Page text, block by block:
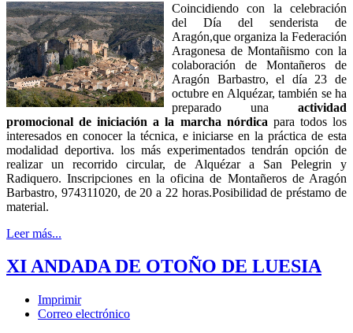
Coincidiendo con la celebración
del Día del senderista de
Aragón,que organiza la Federación
Aragonesa de Montañismo con la
colaboración de Montañeros de
Aragón Barbastro, el día 23 de
octubre en Alquézar, también se ha
preparado una actividad
promocional de iniciación a la marcha nórdica para todos los
interesados en conocer la técnica, e iniciarse en la práctica de esta
modalidad deportiva. los más experimentados tendrán opción de
realizar un recorrido circular, de Alquézar a San Pelegrin y
Radiquero. Inscripciones en la oficina de Montañeros de Aragón
Barbastro, 974311020, de 20 a 22 horas.Posibilidad de préstamo de
material.
Leer más...
XI ANDADA DE OTOÑO DE LUESIA
Imprimir
Correo electrónico